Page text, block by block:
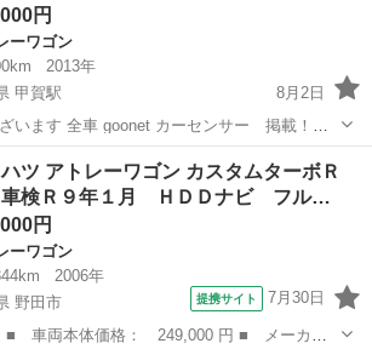
円
ーワゴン
2013年
甲賀駅
8月2日
ンサー 掲載！！
になる車があれば、下記
賀駅 アトレーワゴン
ツ アトレーワゴン カスタムターボＲ
検Ｒ９年１月 ＨＤＤナビ フル…
円
ーワゴン
2006年
野田市
提携サイト 7月30日